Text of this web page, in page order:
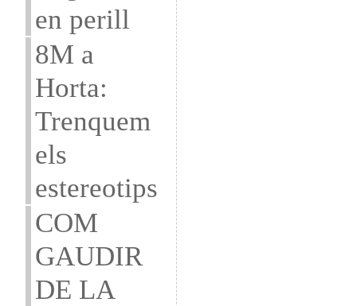
en perill
8M a
Horta:
Trenquem
els
estereotips
COM
GAUDIR
DE LA